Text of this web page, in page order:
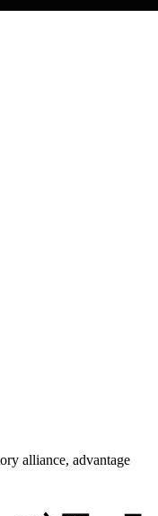
alliance, advantage